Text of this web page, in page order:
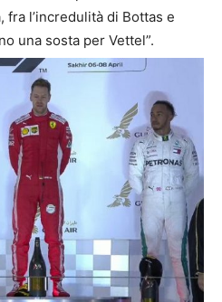
fra l’incredulità di Bottas e
una sosta per Vettel”.